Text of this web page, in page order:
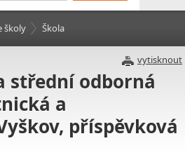
školy Škola
vytisknout
střední odborná
a
příspěvková